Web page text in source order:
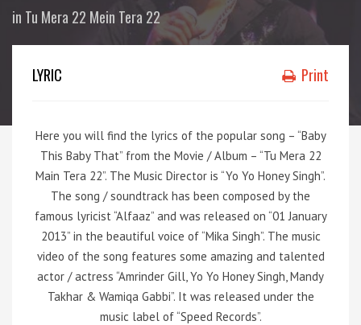
in Tu Mera 22 Mein Tera 22
LYRIC Print
Here you will find the lyrics of the popular song – “Baby
This Baby That” from the Movie / Album – “Tu Mera 22
Main Tera 22”. The Music Director is “Yo Yo Honey Singh”.
The song / soundtrack has been composed by the
famous lyricist “Alfaaz” and was released on “01 January
2013” in the beautiful voice of “Mika Singh”. The music
video of the song features some amazing and talented
actor / actress “Amrinder Gill, Yo Yo Honey Singh, Mandy
Takhar & Wamiqa Gabbi”. It was released under the
music label of “Speed Records”.